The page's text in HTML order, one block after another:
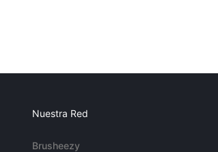
Nuestra Red
Brusheezy